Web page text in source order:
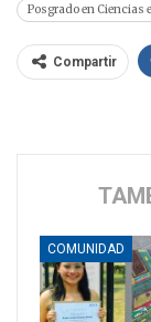
Posgrado en Ciencias
Compartir
COMUNIDAD